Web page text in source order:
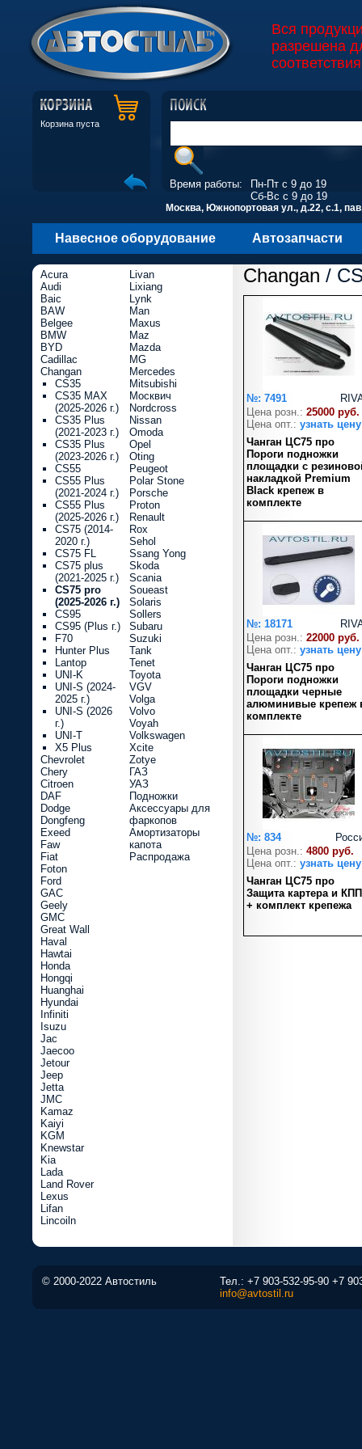
Вся
разрешена
Корзина пуста
Время работы:
Пн-Пт с 9 до 19
Сб-Вс с 9 до 19
Москва, Южнопортовая ул., д.22, с.1,
Навесное оборудование Автозапчасти
Changan /
№: 7491
Цена розн.: 25000 руб.
Цена опт.: узнать цену
Чанган ЦС75 про
Пороги подножки
площадки с
накладкой Premium
Black крепеж в
комплекте
№: 18171
Цена розн.: 22000 руб.
Цена опт.: узнать цену
Чанган ЦС75 про
Пороги подножки
площадки черные
алюминивые крепеж
комплекте
№: 834
Цена розн.: 4800 руб.
Цена опт.: узнать цену
Чанган ЦС75 про
Защита картера и КПП
+ комплект крепежа
Acura
Audi
Baic
BAW
Belgee
BMW
BYD
Cadillac
Changan
CS35
CS35 MAX
(2025-2026 г.)
CS35 Plus
(2021-2023 г.)
CS35 Plus
(2023-2026 г.)
CS55
CS55 Plus
(2021-2024 г.)
CS55 Plus
(2025-2026 г.)
CS75 (2014-
2020 г.)
CS75 FL
CS75 plus
(2021-2025 г.)
CS75 pro
(2025-2026 г.)
CS95
CS95 (Plus г.)
F70
Hunter Plus
Lantop
UNI-K
UNI-S (2024-
2025 г.)
UNI-S (2026
г.)
UNI-T
X5 Plus
Chevrolet
Chery
Citroen
DAF
Dodge
Dongfeng
Exeed
Faw
Fiat
Foton
Ford
GAC
Geely
GMC
Great Wall
Haval
Hawtai
Honda
Hongqi
Huanghai
Hyundai
Infiniti
Isuzu
Jac
Jaecoo
Jetour
Jeep
Jetta
JMC
Kamaz
Kaiyi
KGM
Knewstar
Kia
Lada
Land Rover
Lexus
Lifan
Lincoiln
Livan
Lixiang
Lynk
Man
Maxus
Maz
Mazda
MG
Mercedes
Mitsubishi
Москвич
Nordcross
Nissan
Omoda
Opel
Oting
Peugeot
Polar Stone
Porsche
Proton
Renault
Rox
Sehol
Ssang Yong
Skoda
Scania
Soueast
Solaris
Sollers
Subaru
Suzuki
Tank
Tenet
Toyota
VGV
Volga
Volvo
Voyah
Volkswagen
Xcite
Zotye
ГАЗ
УАЗ
Подножки
Аксессуары для
фаркопов
Амортизаторы
капота
Распродажа
© 2000-2022 Автостиль Тел.: +7 903-532-95-90 +7
info@avtostil.ru